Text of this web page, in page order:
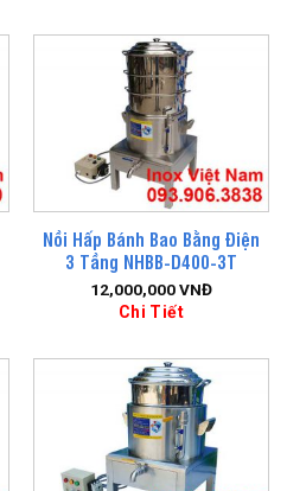
Nồi Hấp Bánh Bao Bằng Điện
3 Tầng NHBB-D400-3T
12,000,000VNĐ
Chi Tiết